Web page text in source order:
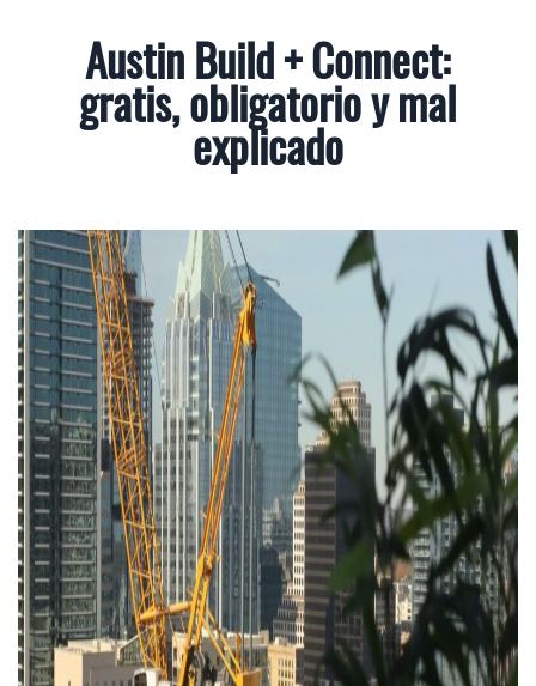
Austin Build + Connect:
gratis, obligatorio y mal
explicado